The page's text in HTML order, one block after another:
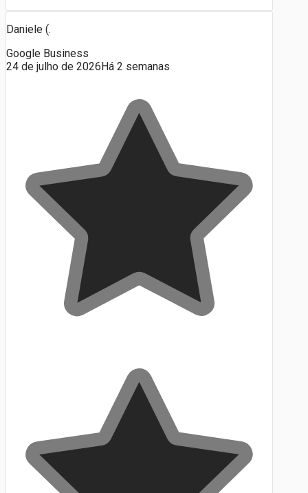
Daniele (.
Google Business
24 de julho de 2026Há 2 semanas